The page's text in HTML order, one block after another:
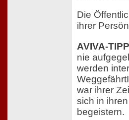
Die
ihrer
AVIVA-
nie
werden
war ihrer
sich in
begeistern.